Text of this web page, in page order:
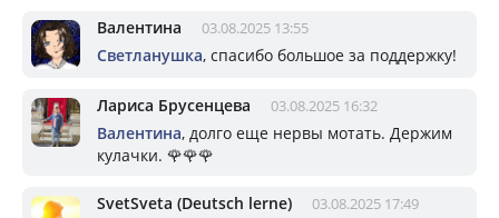
Валентина 03.08.2025 13:55
Светланушка, спасибо большое за поддержку!
Лариса Брусенцева 03.08.2025 16:32
Валентина, долго еще нервы мотать. Держим
кулачки. 🌹🌹🌹
SvetSveta (Deutsch lerne) 03.08.2025 17:49